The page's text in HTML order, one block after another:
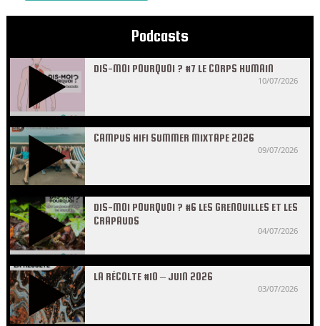
Podcasts
DIS-MOI POURQUOI ? #7 LE CORPS HUMAIN
10/07/2026
CAMPUS HIFI SUMMER MIXTAPE 2026
09/07/2026
DIS-MOI POURQUOI ? #6 LES GRENOUILLES ET LES
CRAPAUDS
04/07/2026
LA RÉCOLTE #10 – JUIN 2026
03/07/2026